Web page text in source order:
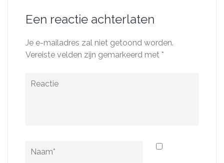
Een reactie achterlaten
Je e-mailadres zal niet getoond worden.
Vereiste velden zijn gemarkeerd met *
Reactie
Naam